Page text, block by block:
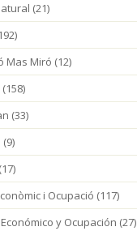
(21)
Mas Miró (12)
(158)
(33)
(9)
i Ocupació (117)
y Ocupación (27)